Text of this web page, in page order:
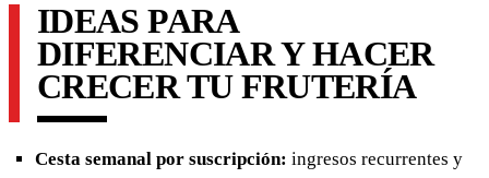
IDEAS PARA
DIFERENCIAR Y HACER
CRECER TU FRUTERÍA
Cesta semanal por suscripción: ingresos recurrentes y